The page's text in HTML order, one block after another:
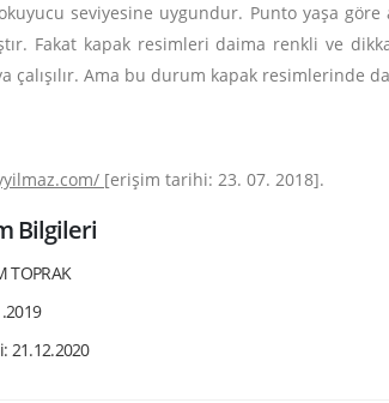
seviyesine uygundur. Punto yaşa
Fakat kapak resimleri daima renkli ve
çalışılır. Ama bu durum kapak resimlerinde
[erişim tarihi: 23. 07. 2018].
Bilgileri
TOPRAK
21.12.2020